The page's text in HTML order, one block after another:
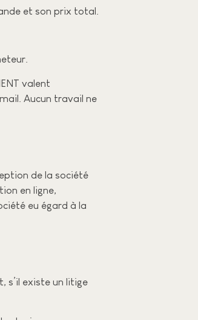
et son prix total.
valent
Aucun travail ne
de la société
en ligne,
eu égard à la
s’il existe un litige